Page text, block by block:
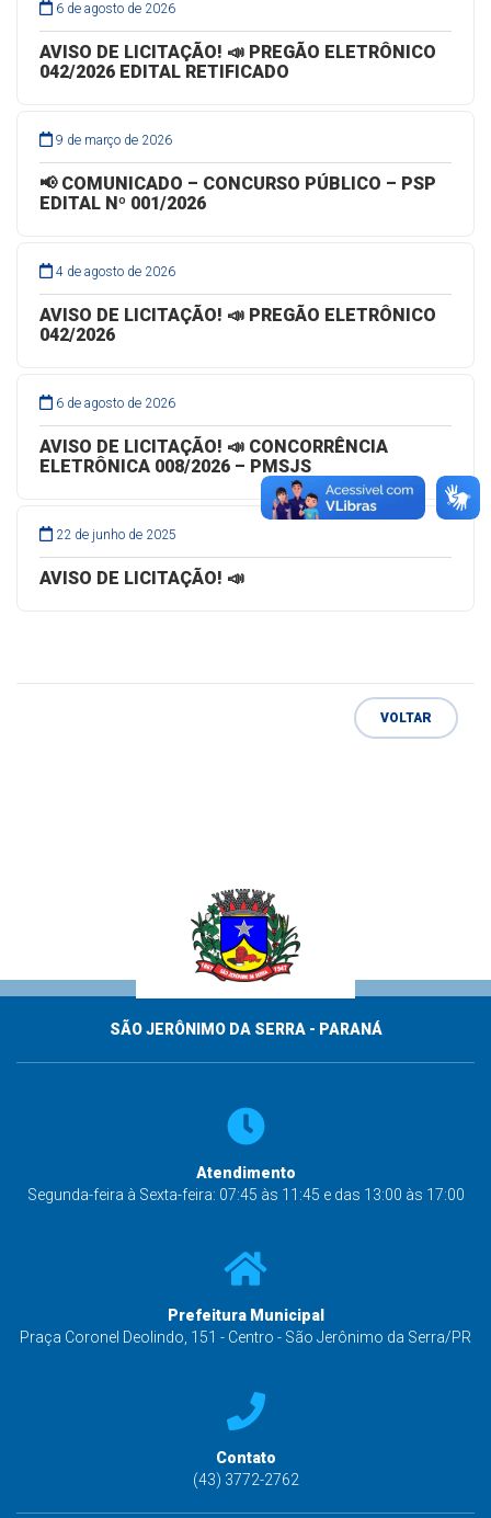
6 de agosto de 2026
AVISO DE LICITAÇÃO! 📣 PREGÃO ELETRÔNICO
042/2026 EDITAL RETIFICADO
9 de março de 2026
📢 COMUNICADO – CONCURSO PÚBLICO – PSP
EDITAL Nº 001/2026
4 de agosto de 2026
AVISO DE LICITAÇÃO! 📣 PREGÃO ELETRÔNICO
042/2026
6 de agosto de 2026
AVISO DE LICITAÇÃO! 📣 CONCORRÊNCIA
ELETRÔNICA 008/2026 – PMSJS
22 de junho de 2025
AVISO DE LICITAÇÃO! 📣
VOLTAR
SÃO JERÔNIMO DA SERRA - PARANÁ
Atendimento
Segunda-feira à Sexta-feira: 07:45 às 11:45 e das 13:00 às 17:00
Prefeitura Municipal
Praça Coronel Deolindo, 151 - Centro - São Jerônimo da Serra/PR
Contato
(43) 3772-2762